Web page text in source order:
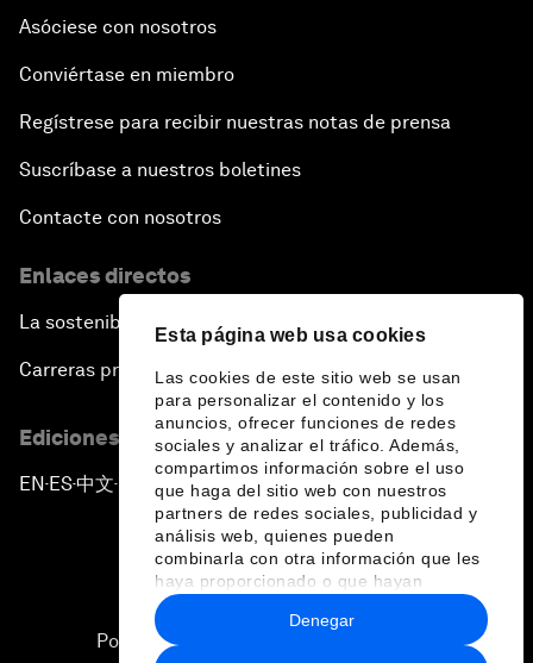
Esta página web usa cookies
Las cookies de este sitio web se usan
para personalizar el contenido y los
anuncios, ofrecer funciones de redes
sociales y analizar el tráfico. Además,
compartimos información sobre el uso
que haga del sitio web con nuestros
partners de redes sociales, publicidad y
análisis web, quienes pueden
combinarla con otra información que les
haya proporcionado o que hayan
recopilado a partir del uso que haya
hecho de sus servicios.
Denegar
Asóciese con nosotros
Conviértase en miembro
Regístrese para recibir nuestras notas de prensa
Suscríbase a nuestros boletines
Contacte con nosotros
Enlaces directos
La sostenibilidad en el Foro
Carreras profesionales
Ediciones en otros idiomas
EN ▪ ES▪中文▪ 日本語
Política de privacidad y normas de uso